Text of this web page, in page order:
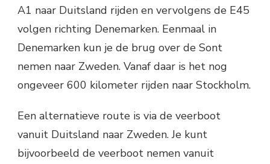
A1 naar Duitsland rijden en vervolgens de E45
volgen richting Denemarken. Eenmaal in
Denemarken kun je de brug over de Sont
nemen naar Zweden. Vanaf daar is het nog
ongeveer 600 kilometer rijden naar Stockholm.
Een alternatieve route is via de veerboot
vanuit Duitsland naar Zweden. Je kunt
bijvoorbeeld de veerboot nemen vanuit